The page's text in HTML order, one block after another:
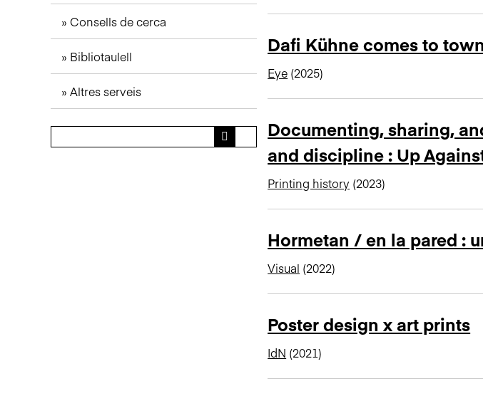
Consells de cerca
Bibliotaulell
Altres serveis
Dafi Kühne comes to town
Eye (2025)
Documenting, sharing,
and discipline : Up
Printing history (2023)
Hormetan / en la pared :
Visual (2022)
Poster design x art prints
IdN (2021)